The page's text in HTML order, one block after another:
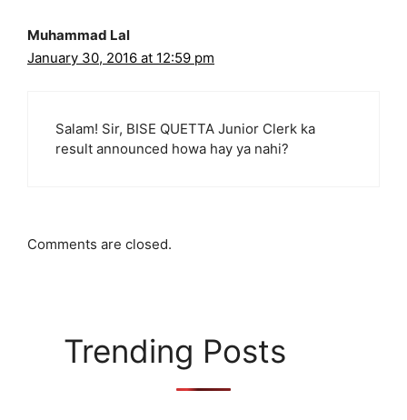
Muhammad Lal
January 30, 2016 at 12:59 pm
Salam! Sir, BISE QUETTA Junior Clerk ka
result announced howa hay ya nahi?
Comments are closed.
Trending Posts